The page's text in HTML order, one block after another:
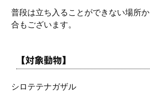
普段は立ち入ることができない場所
合もございます。
【対象動物】
シロテテナガザル